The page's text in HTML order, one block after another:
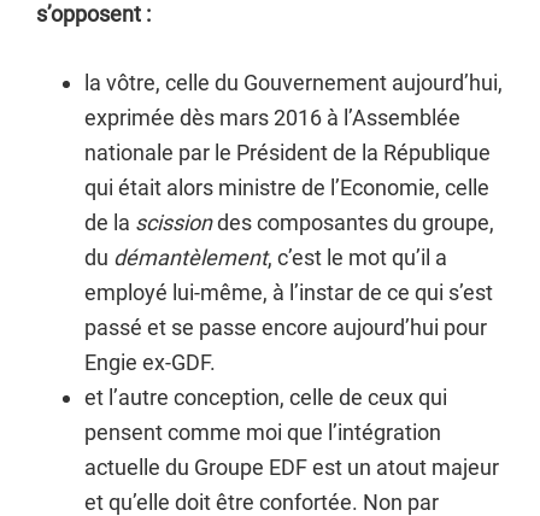
s’opposent :
la vôtre, celle du Gouvernement aujourd’hui,
exprimée dès mars 2016 à l’Assemblée
nationale par le Président de la République
qui était alors ministre de l’Economie, celle
de la scissiondes composantes du groupe,
du démantèlement, c’est le mot qu’il a
employé lui-même, à l’instar de ce qui s’est
passé et se passe encore aujourd’hui pour
Engie ex-GDF.
et l’autre conception, celle de ceux qui
pensent comme moi que l’intégration
actuelle du Groupe EDF est un atout majeur
et qu’elle doit être confortée. Non par